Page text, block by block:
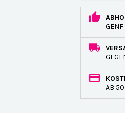
AB 50